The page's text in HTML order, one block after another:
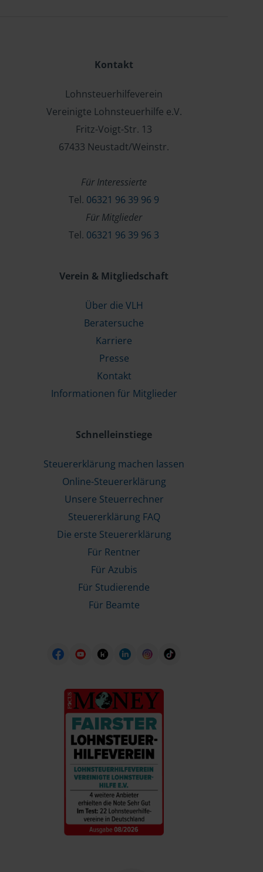
Kontakt
Lohnsteuerhilfeverein
Vereinigte Lohnsteuerhilfe e.V.
Fritz-Voigt-Str. 13
67433 Neustadt/Weinstr.
Für Interessierte
Tel. 06321 96 39 96 9
Für Mitglieder
Tel. 06321 96 39 96 3
Verein & Mitgliedschaft
Über die VLH
Beratersuche
Karriere
Presse
Kontakt
Informationen für Mitglieder
Schnelleinstiege
Steuererklärung machen lassen
Online-Steuererklärung
Unsere Steuerrechner
Steuererklärung FAQ
Die erste Steuererklärung
Für Rentner
Für Azubis
Für Studierende
Für Beamte